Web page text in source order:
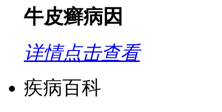
牛皮癣病因
详情点击查看
疾病百科